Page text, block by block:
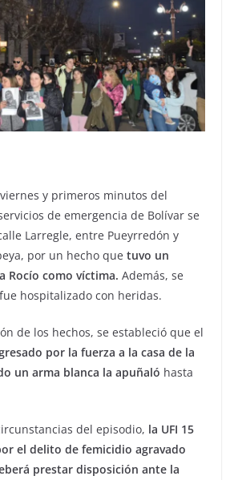
y primeros minutos del
de emergencia de Bolívar se
Larregle, entre Pueyrredón y
por un hecho que tuvo un
Rocío como víctima. Además, se
hospitalizado con heridas.
de los hechos, se estableció que el
por la fuerza a la casa de la
un arma blanca la apuñaló hasta
del episodio, la UFI 15
el delito de femicidio agravado
prestar disposición ante la